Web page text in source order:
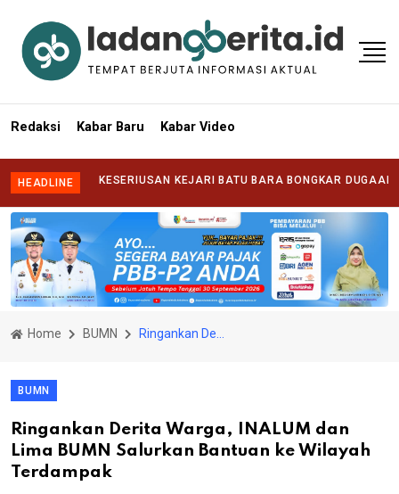
Redaksi Kabar Baru Kabar Video
HEADLINE
TANTANG KESERIUSAN KEJARI BATU BARA BONGKAR DUGAAN
Home BUMN
BUMN
Ringankan Derita Warga, INALUM dan
Lima BUMN Salurkan Bantuan ke Wilayah
Terdampak